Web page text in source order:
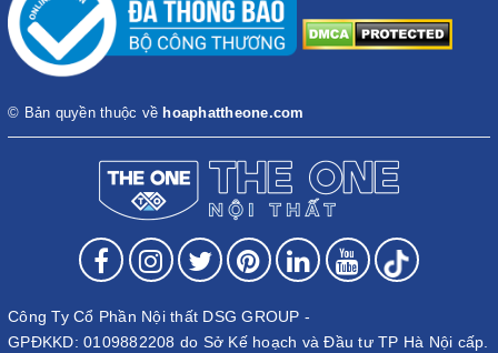
© Bản quyền thuộc về hoaphattheone.com
Công Ty Cổ Phần Nội thất DSG GROUP -
GPĐKKD: 0109882208 do Sở Kế hoạch và Đầu tư TP Hà Nội cấp.